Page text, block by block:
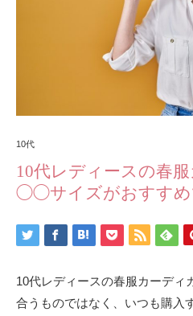
10代
10代レディースの春
◯◯サイズがおすすめ
10代レディースの春服カーディ
合うものではなく、いつも購入